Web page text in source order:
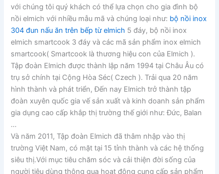
với chúng tôi quý khách có thể lựa chọn cho gia đình bộ
nồi elmich với nhiều mẫu mã và chúng loại như: bộ nồi inox
304 đun nấu ăn trên bếp từ elmich 5 đáy, bộ nồi inox
elmich smartcook 3 đáy và các mã sản phẩm inox elmich
smartcook( Smartcook là thương hiệu con của Elmich ).
Tập đoàn Elmich được thành lập năm 1994 tại Châu Âu có
trụ sở chính tại Cộng Hòa Séc( Czech ). Trải qua 20 năm
hình thành và phát triển, Đến nay Elmich trở thành tập
đoàn xuyên quốc gia vế sản xuất và kinh doanh sản phẩm
gia dụng cao cấp khắp thị trường thế giới như: Đức, Balan
…
Và năm 2011, Tập đoàn Elmich đã thâm nhập vào thị
trường Việt Nam, có mặt tại 15 tỉnh thành và các hệ thống
siêu thị.Với mục tiêu chăm sóc và cải thiện đời sống của
người tiêu dùng thông qua hoat động cung cấp sản phẩm